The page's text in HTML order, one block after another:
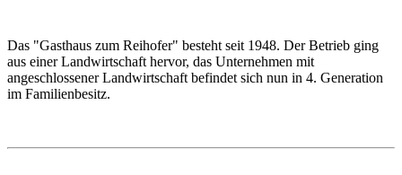
Das "Gasthaus zum Reihofer" besteht seit 1948. Der Betrieb ging
aus einer Landwirtschaft hervor, das Unternehmen mit
angeschlossener Landwirtschaft befindet sich nun in 4. Generation
im Familienbesitz.